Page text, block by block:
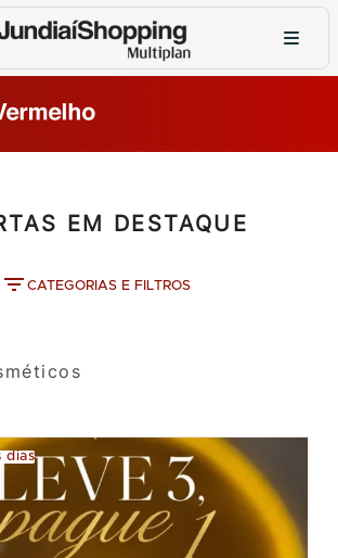
EM DESTAQUE
CATEGORIAS E FILTROS
dias